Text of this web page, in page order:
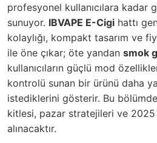
profesyonel kullanıcılara kadar
sunuyor. IBVAPE E-Cigi hattı
kolaylığı, kompakt tasarım ve
ile öne çıkar; öte yandan smok
kullanıcıların güçlü mod
kontrolü sunan bir ürünü daha
istediklerini gösterir. Bu
kitlesi, pazar stratejileri ve
alınacaktır.